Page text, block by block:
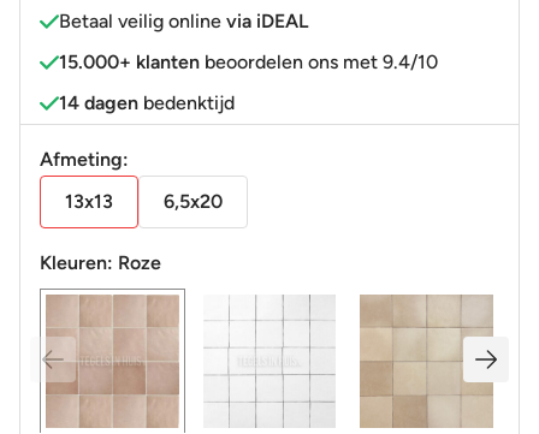
Betaal veilig online via iDEAL
15.000+ klanten beoordelen ons met 9.4/10
14 dagen bedenktijd
Afmeting:
13x13
6,5x20
Kleuren: Roze